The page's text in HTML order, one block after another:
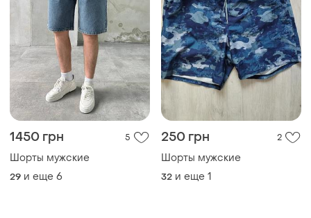
1450 грн 5
Шорты мужские
29 и еще 6
250 грн 2
Шорты мужские
32 и еще 1